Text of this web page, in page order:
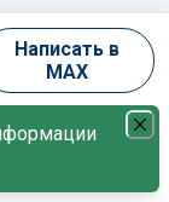
Написать в
MAX